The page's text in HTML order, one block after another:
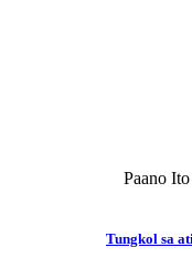
Paano
Tungkol sa